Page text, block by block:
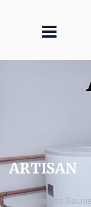
ARTISAN
chaudière gaz